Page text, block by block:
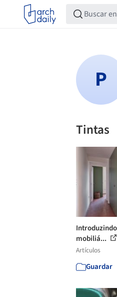
Tintas
mobiliá...
Artículos
Guardar